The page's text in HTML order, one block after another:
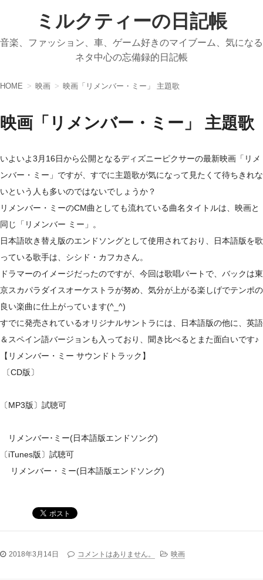
ミルクティーの日記帳
音楽、ファッション、車、ゲーム好きのマイブーム、気になる
ネタ中心の忘備録的日記帳
HOME 映画 映画「リメンバー・ミー」 主題歌
映画「リメンバー・ミー」 主題歌
いよいよ3月16日から公開となるディズニーピクサーの最新映画「リメ
ンバー・ミー」ですが、すでに主題歌が気になって見たくて待ちきれな
いという人も多いのではないでしょうか？
リメンバー・ミーのCM曲としても流れている曲名タイトルは、映画と
同じ「リメンバー ミー」。
日本語吹き替え版のエンドソングとして使用されており、日本語版を歌
っている歌手は、シシド・カフカさん。
ドラマーのイメージだったのですが、今回は歌唱パートで、バックは東
京スカパラダイスオーケストラが努め、気分が上がる楽しげでテンポの
良い楽曲に仕上がっています(^_^)
すでに発売されているオリジナルサントラには、日本語版の他に、英語
＆スペイン語バージョンも入っており、聞き比べるとまた面白いです♪
【リメンバー・ミー サウンドトラック】
〔CD版〕
〔MP3版〕試聴可
リメンバー･ミー(日本語版エンドソング)
〔iTunes版〕試聴可
リメンバー・ミー(日本語版エンドソング)
2018年3月14日 コメントはありません。 映画